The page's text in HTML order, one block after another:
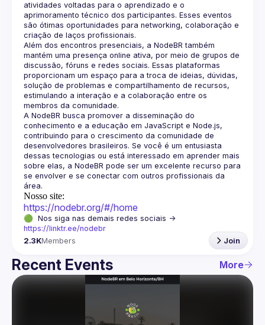
atividades voltadas para o aprendizado e o
aprimoramento técnico dos participantes. Esses eventos
são ótimas oportunidades para networking, colaboração e
Além dos encontros presenciais, a NodeBR também
mantém uma presença online ativa, por meio de grupos de
discussão, fóruns e redes sociais. Essas plataformas
proporcionam um espaço para a troca de ideias, dúvidas,
solução de problemas e compartilhamento de recursos,
estimulando a interação e a colaboração entre os
A NodeBR busca promover a disseminação do
conhecimento e a educação em JavaScript e Node.js,
contribuindo para o crescimento da comunidade de
desenvolvedores brasileiros. Se você é um entusiasta
dessas tecnologias ou está interessado em aprender mais
sobre elas, a NodeBR pode ser um excelente recurso para
se envolver e se conectar com outros profissionais da
Nosso site:
https://nodebr.org/#/home
https://linktr.ee/nodebr
2.3KMembers Join
Recent Events More